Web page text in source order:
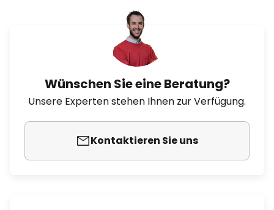
Wünschen Sie eine Beratung?
Unsere Experten stehen Ihnen zur Verfügung.
Kontaktieren Sie uns